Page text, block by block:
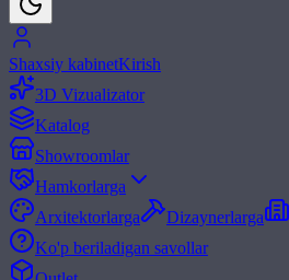
Shaxsiy kabinetKirish
3D Vizualizator
Katalog
Showroomlar
Hamkorlarga
Arxitektorlarga
Dizaynerlarga
Ko'p beriladigan savollar